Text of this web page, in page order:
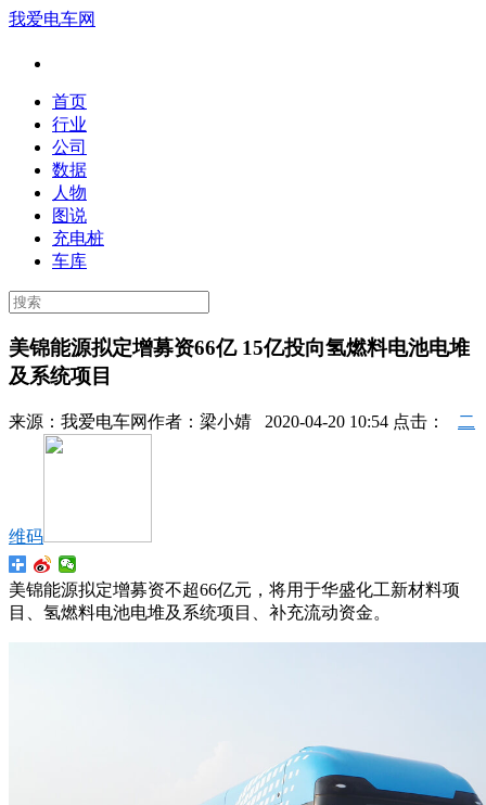
我爱电车网
首页
行业
公司
数据
人物
图说
充电桩
车库
美锦能源拟定增募资66亿 15亿投向氢燃料电池电堆
及系统项目
来源： 我爱电车网作者： 梁小婧 2020-04-20 10:54 点击： 二
维码
美锦能源拟定增募资不超66亿元，将用于华盛化工新材料项
目、氢燃料电池电堆及系统项目、补充流动资金。